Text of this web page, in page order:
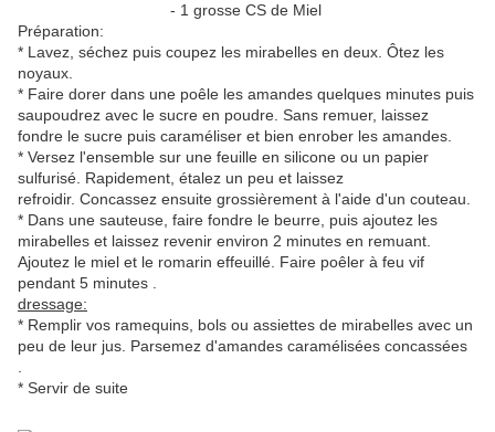
- 1 grosse CS de Miel
Préparation:
* Lavez, séchez puis coupez les mirabelles en deux. Ôtez les
noyaux.
* Faire dorer dans une poêle les amandes quelques minutes puis
saupoudrez avec le sucre en poudre. Sans remuer, laissez
fondre le sucre puis caraméliser et bien enrober les amandes.
* Versez l'ensemble sur une feuille en silicone ou un papier
sulfurisé. Rapidement, étalez un peu et laissez
refroidir. Concassez ensuite grossièrement à l'aide d'un couteau.
* Dans une sauteuse, faire fondre le beurre, puis ajoutez les
mirabelles et laissez revenir environ 2 minutes en remuant.
Ajoutez le miel et le romarin effeuillé. Faire poêler à feu vif
pendant 5 minutes .
dressage:
* Remplir vos ramequins, bols ou assiettes de mirabelles avec un
peu de leur jus. Parsemez d'amandes caramélisées concassées
* Servir de suite